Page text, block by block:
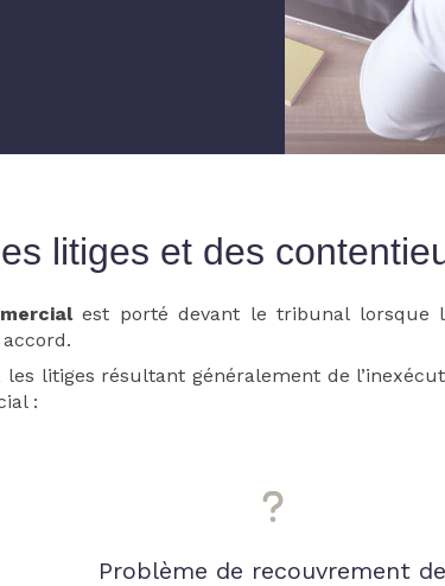
litiges et des
est porté devant le tribunal lorsque
les litiges résultant généralement de
:
Problème de recouvrement de